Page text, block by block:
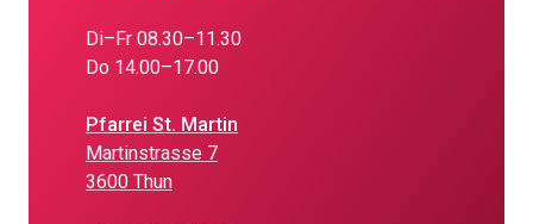
Di–Fr 08.30–11.30
Do 14.00–17.00
Pfarrei St. Martin
Martinstrasse 7
3600 Thun